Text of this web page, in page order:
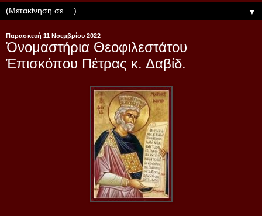
▼
Παρασκευή 11 Νοεμβρίου 2022
Ὀνομαστήρια Θεοφιλεστάτου
Ἐπισκόπου Πέτρας κ. Δαβίδ.